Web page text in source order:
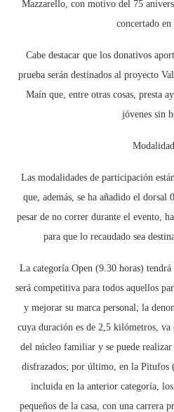
Mazzarello, con motivo del 75
concertado en
Cabe destacar que los donativos
prueba serán destinados al proyecto
Maín que, entre otras cosas, presta
jóvenes sin
Las modalidades de participación
que, además, se ha añadido el dorsal
pesar de no correr durante el evento,
para que lo recaudado sea
La categoría Open (9.30 horas)
será competitiva para todos aquellos
y mejorar su marca personal; la
cuya duración es de 2,5 kilómetros, va
del núcleo familiar y se puede
disfrazados; por último, en la Pitufos
incluida en la anterior categoría,
pequeños de la casa, con una carrera